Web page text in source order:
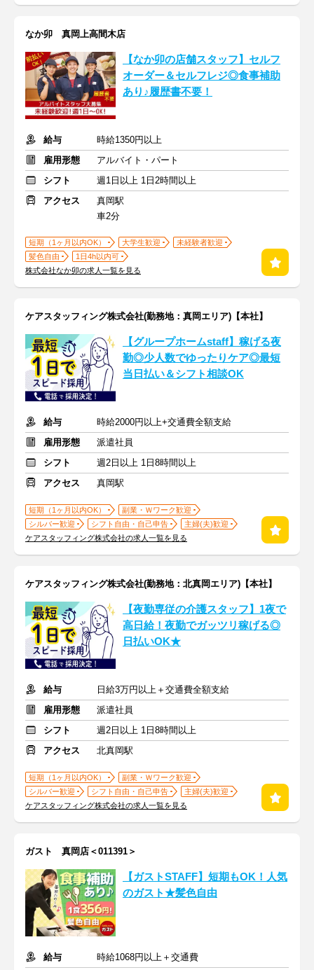
なか卯 真岡上高間木店
【なか卯の店舗スタッフ】セルフ
オーダー＆セルフレジ◎食事補助
あり♪履歴書不要！
給与
時給1350円以上
雇用形態
アルバイト・パート
シフト
週1日以上 1日2時間以上
アクセス
真岡駅
車2分
短期（1ヶ月以内OK） 大学生歓迎
未経験者歓迎
髪色自由
1日4h以内可
株式会社なか卯の求人一覧を見る
ケアスタッフィング株式会社(勤務地：真岡エリア)【本社】
【グループホームstaff】稼げる夜
勤◎少人数でゆったりケア◎最短
当日払い＆シフト相談OK
給与
時給2000円以上+交通費全額支給
雇用形態
派遣社員
シフト
週2日以上 1日8時間以上
アクセス
真岡駅
短期（1ヶ月以内OK）
副業・Ｗワーク歓迎
シルバー歓迎
シフト自由・自己申告
主婦(夫)歓迎
ケアスタッフィング株式会社の求人一覧を見る
ケアスタッフィング株式会社(勤務地：北真岡エリア)【本社】
【夜勤専従の介護スタッフ】1夜で
高日給！夜勤でガッツリ稼げる◎
日払いOK★
給与
日給3万円以上＋交通費全額支給
雇用形態
派遣社員
シフト
週2日以上 1日8時間以上
アクセス
北真岡駅
短期（1ヶ月以内OK）
副業・Ｗワーク歓迎
シルバー歓迎
シフト自由・自己申告
主婦(夫)歓迎
ケアスタッフィング株式会社の求人一覧を見る
ガスト 真岡店＜011391＞
【ガストSTAFF】短期もOK！人気
のガスト★髪色自由
給与
時給1068円以上＋交通費